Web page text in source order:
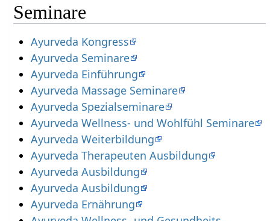
Seminare
Ayurveda Kongress
Ayurveda Seminare
Ayurveda Einführung
Ayurveda Massage Seminare
Ayurveda Spezialseminare
Ayurveda Wellness- und Wohlfühl Seminare
Ayurveda Weiterbildung
Ayurveda Therapeuten Ausbildung
Ayurveda Ausbildung
Ayurveda Ausbildung
Ayurveda Ernährung